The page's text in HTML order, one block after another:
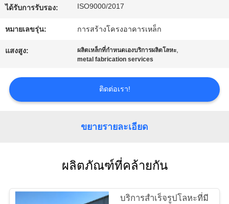
การ
ควบคุม
เรา
ได้รับการรับรอง: ISO9000/2017
หมายเลขรุ่น: การสร้างโครงอาคารเหล็ก
แสงสูง: ผลิตเหล็กที่กำหนดเองบริการผลิตโลหะ,
metal fabrication services
ติดต่อเรา!
ขยายรายละเอียด
ผลิตภัณฑ์ที่คล้ายกัน
บริการสำเร็จรูปโลหะที่มี